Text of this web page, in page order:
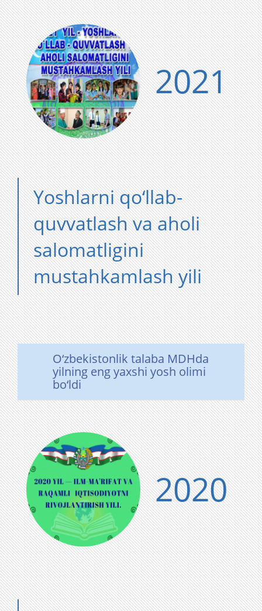
2021
Yoshlarni qo‘llab-
quvvatlash va aholi
salomatligini
mustahkamlash yili
O‘zbekistonlik talaba MDHda
yilning eng yaxshi yosh olimi
bo‘ldi
2020